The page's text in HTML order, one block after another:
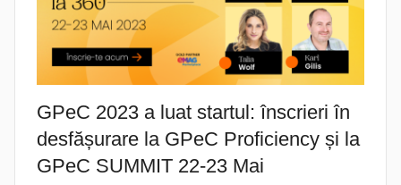
GPeC 2023 a luat startul: înscrieri în
desfășurare la GPeC Proficiency și la
GPeC SUMMIT 22-23 Mai